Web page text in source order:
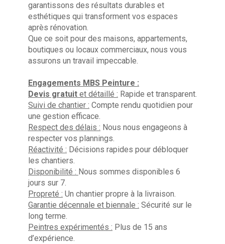
garantissons des résultats durables et
esthétiques qui transforment vos espaces
après rénovation.
Que ce soit pour des maisons, appartements,
boutiques ou locaux commerciaux, nous vous
assurons un travail impeccable.
Engagements MBS Peinture :
Devis gratuit et détaillé : Rapide et transparent.
Suivi de chantier : Compte rendu quotidien pour
une gestion efficace.
Respect des délais : Nous nous engageons à
respecter vos plannings.
Réactivité : Décisions rapides pour débloquer
les chantiers.
Disponibilité : Nous sommes disponibles 6
jours sur 7.
Propreté : Un chantier propre à la livraison.
Garantie décennale et biennale : Sécurité sur le
long terme.
Peintres expérimentés : Plus de 15 ans
d’expérience.